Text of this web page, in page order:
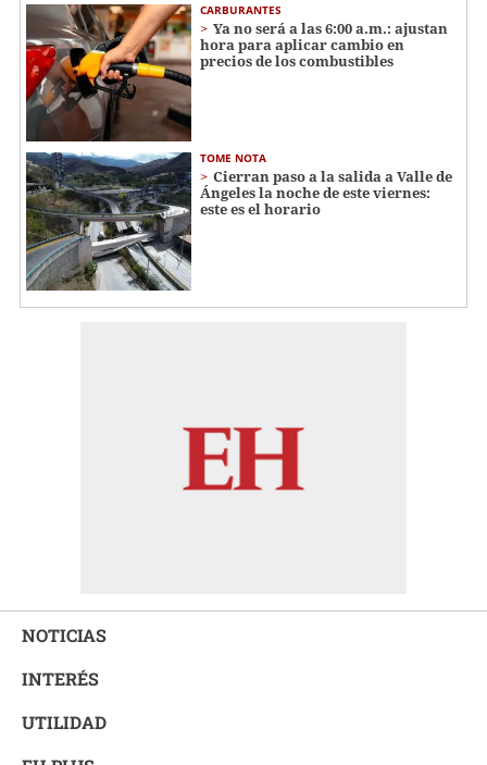
CARBURANTES
Ya no será a las 6:00 a.m.: ajustan
hora para aplicar cambio en
precios de los combustibles
TOME NOTA
Cierran paso a la salida a Valle de
Ángeles la noche de este viernes:
este es el horario
NOTICIAS
INTERÉS
UTILIDAD